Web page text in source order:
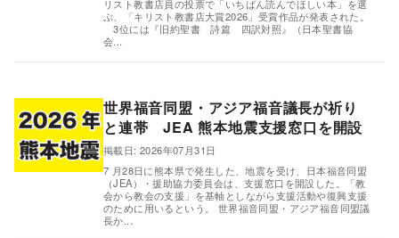
リスト教書店員の投票で「いちばん読んでほしい本」を選
ぶ、「キリスト教書店大賞2026」受賞作品が発表された。
3位には『旧約聖書 詩篇 四訳対照』（日本聖書協
会...
,
世界福音同盟・アジア福音議長が祈り
と連帯 JEA 熊本地震支援窓口を開設
掲載日: 2026年07月31日
7 月28日に熊本県で発生した、地震を受け、日本福音同盟
（JEA）・援助協力委員会は、支援窓口を開設した。「教
会から教会の支援」を基軸としながら支援活動や復興支援
のために用いるという。 世界福音同盟・アジア福音同盟議
長か...